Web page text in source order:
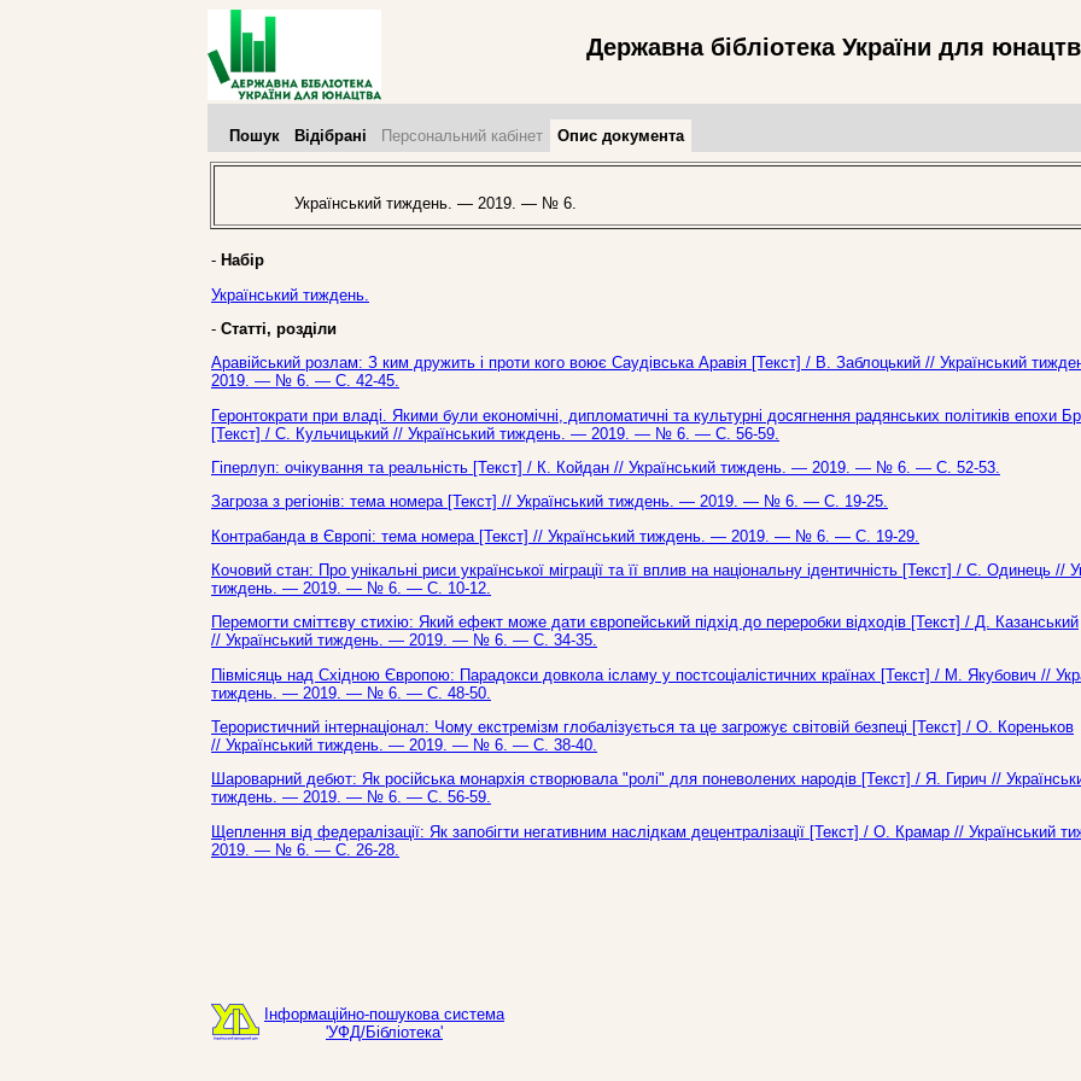
Державна бібліотека України для
Пошук Відібрані Персональний кабінет Опис документа
Український тиждень. — 2019. — № 6.
- Набір
Український тиждень.
- Статті, розділи
Аравійський розлам: З ким дружить і проти кого воює Саудівська Аравія [Текст] / В. Заблоцький // Український
2019. — № 6. — С. 42-45.
Геронтократи при владі. Якими були економічні, дипломатичні та культурні досягнення радянських політиків епохи
[Текст] / С. Кульчицький // Український тиждень. — 2019. — № 6. — С. 56-59.
Гіперлуп: очікування та реальність [Текст] / К. Койдан // Український тиждень. — 2019. — № 6. — С. 52-53.
Загроза з регіонів: тема номера [Текст] // Український тиждень. — 2019. — № 6. — С. 19-25.
Контрабанда в Європі: тема номера [Текст] // Український тиждень. — 2019. — № 6. — С. 19-29.
Кочовий стан: Про унікальні риси української міграції та її вплив на національну ідентичність [Текст] / С. Одинець //
тиждень. — 2019. — № 6. — С. 10-12.
Перемогти сміттєву стихію: Який ефект може дати європейський підхід до переробки відходів [Текст] / Д. Казанський
// Український тиждень. — 2019. — № 6. — С. 34-35.
Півмісяць над Східною Європою: Парадокси довкола ісламу у постсоціалістичних країнах [Текст] / М. Якубович //
тиждень. — 2019. — № 6. — С. 48-50.
Терористичний інтернаціонал: Чому екстремізм глобалізується та це загрожує світовій безпеці [Текст] / О. Кореньков
// Український тиждень. — 2019. — № 6. — С. 38-40.
Шароварний дебют: Як російська монархія створювала "ролі" для поневолених народів [Текст] / Я. Гирич //
тиждень. — 2019. — № 6. — С. 56-59.
Щеплення від федералізації: Як запобігти негативним наслідкам децентралізації [Текст] / О. Крамар // Український
2019. — № 6. — С. 26-28.
Інформаційно-пошукова система
'УФД/Бібліотека'